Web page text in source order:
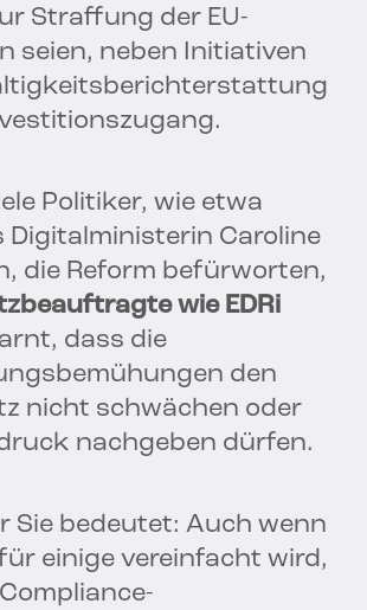
Straffung der EU-
seien, neben Initiativen
Politiker, wie etwa
Digitalministerin Caroline
die Reform befürworten,
wie EDRi
dass die
den
nicht schwächen oder
nachgeben dürfen.
Sie bedeutet: Auch wenn
für einige vereinfacht wird,